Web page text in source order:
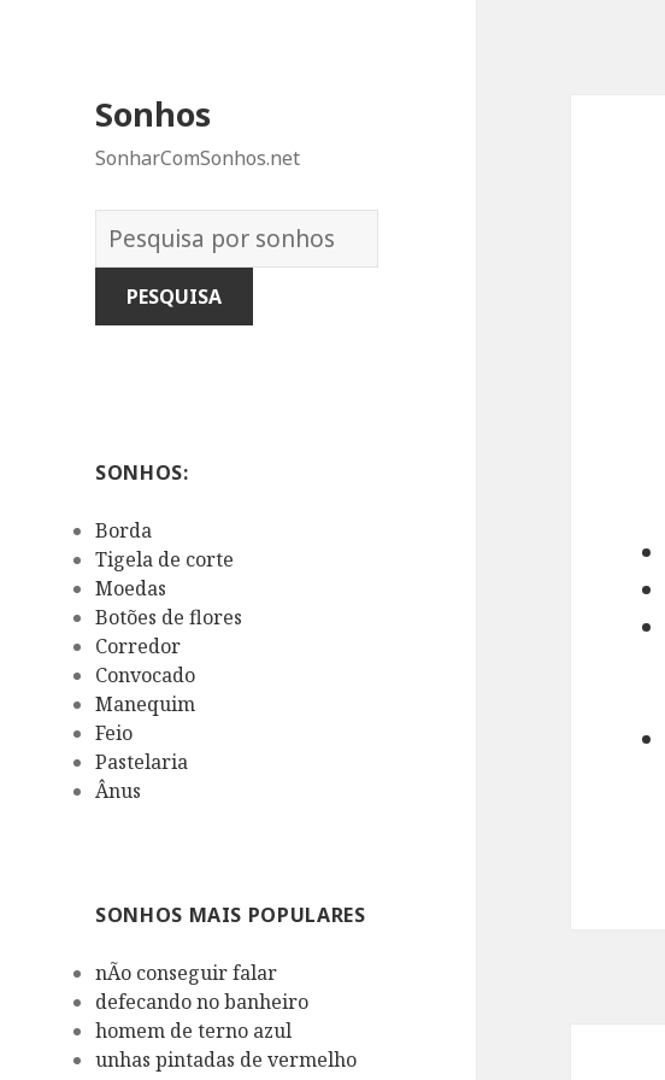
Sonhos
SonharComSonhos.net
Dicionário
dos
Sonhos:
SONHOS:
Borda
Tigela de corte
Moedas
Botões de flores
Corredor
Convocado
Manequim
Feio
Pastelaria
Ânus
SONHOS MAIS POPULARES
nÃo conseguir falar
defecando no banheiro
homem de terno azul
unhas pintadas de vermelho